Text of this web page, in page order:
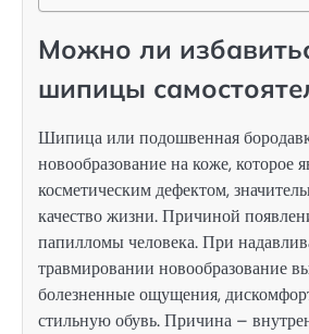
Можно ли
шипицы
Шипица или подошвенная
новообразование на коже, которое
косметическим дефектом,
качество жизни. Причиной
папилломы человека. При
травмировании новообразование
болезненные ощущения,
стильную обувь. Причина –